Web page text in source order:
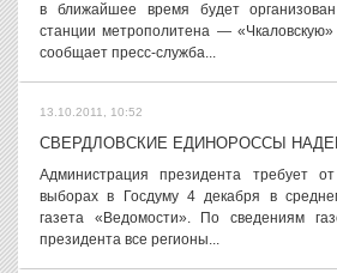
в ближайшее время будет
станции метрополитена —
сообщает пресс-служба...
13.10.2011, 10:52
СВЕРДЛОВСКИЕ ЕДИНОРОССЫ
Администрация президента требует
выборах в Госдуму 4 декабря в
газета «Ведомости». По сведениям
президента все регионы...